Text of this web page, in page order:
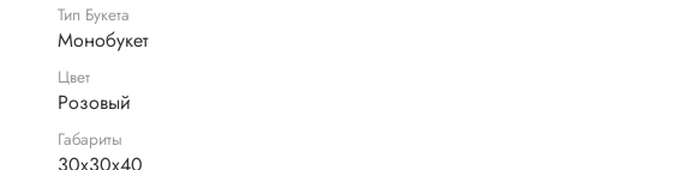
Тип Букета
Монобукет
Цвет
Розовый
Габариты
30x30x40